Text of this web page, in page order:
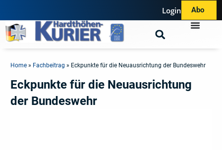
Login Abo
Home » Fachbeitrag » Eckpunkte für die Neuausrichtung der Bundeswehr
Eckpunkte für die Neuausrichtung
der Bundeswehr